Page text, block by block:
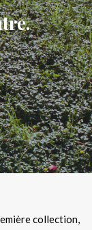
collection,